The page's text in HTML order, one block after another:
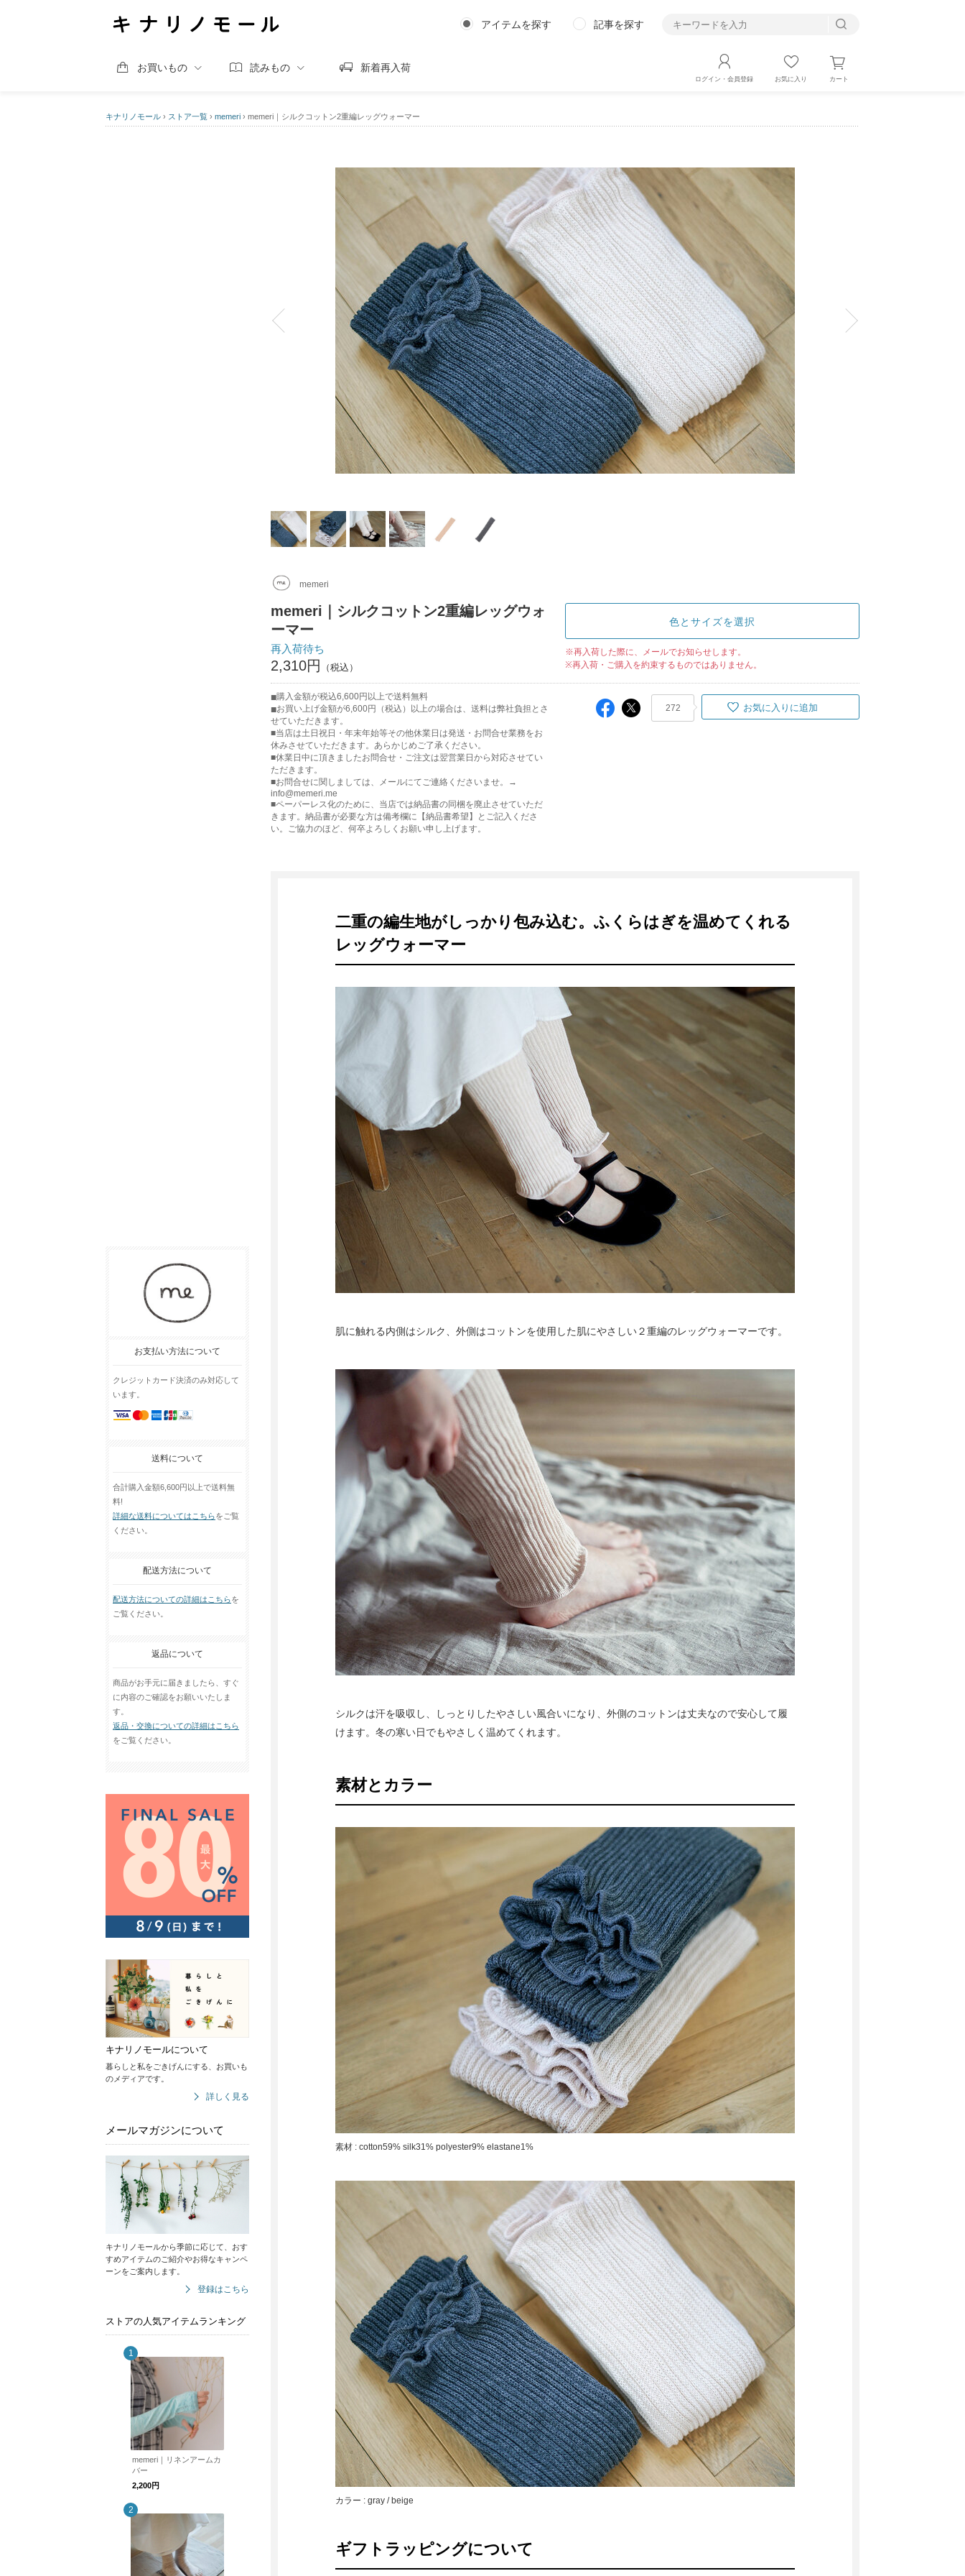
アイテムを探す 記事を探す
お買いもの 読みもの 新着再入荷
ログイン・会員登録 お気に入り カート
キナリノモール › ストア一覧 › memeri › memeri｜シルクコットン2重編レッグウォーマー
お支払い方法について
クレジットカード決済のみ対応して
います。
送料について
合計購入金額6,600円以上で送料無
料!
詳細な送料についてはこちらをご覧
ください。
配送方法について
配送方法についての詳細はこちらを
ご覧ください。
返品について
商品がお手元に届きましたら、すぐ
に内容のご確認をお願いいたしま
す。
返品・交換についての詳細はこちら
をご覧ください。
キナリノモールについて
暮らしと私をごきげんにする、お買いも
のメディアです。
詳しく見る
メールマガジンについて
キナリノモールから季節に応じて、おす
すめアイテムのご紹介やお得なキャンペ
ーンをご案内します。
登録はこちら
ストアの人気アイテムランキング
memeri｜リネンアームカ
バー
2,200円
memeri
memeri｜シルクコットン2重編レッグウォ
ーマー
再入荷待ち
2,310円
色とサイズを選択
※再入荷した際に、メールでお知らせします。
※再入荷・ご購入を約束するものではありません。
購入金額が税込6,600円以上で送料無料
お買い上げ金額が6,600円（税込）以上の場合は、送料は弊社負担とさ
せていただきます。
■当店は土日祝日・年末年始等その他休業日は発送・お問合せ業務をお
休みさせていただきます。あらかじめご了承ください。
■休業日中に頂きましたお問合せ・ご注文は翌営業日から対応させてい
ただきます。
■お問合せに関しましては、メールにてご連絡くださいませ。→
info@memeri.me
■ペーパーレス化のために、当店では納品書の同梱を廃止させていただ
きます。納品書が必要な方は備考欄に【納品書希望】とご記入くださ
い。ご協力のほど、何卒よろしくお願い申し上げます。
272 お気に入りに追加
二重の編生地がしっかり包み込む。ふくらはぎを温めてくれる
レッグウォーマー
肌に触れる内側はシルク、外側はコットンを使用した肌にやさしい２重編のレッグウォーマーです。
シルクは汗を吸収し、しっとりしたやさしい風合いになり、外側のコットンは丈夫なので安心して履
けます。冬の寒い日でもやさしく温めてくれます。
素材とカラー
素材 : cotton59% silk31% polyester9% elastane1%
カラー : gray / beige
ギフトラッピングについて